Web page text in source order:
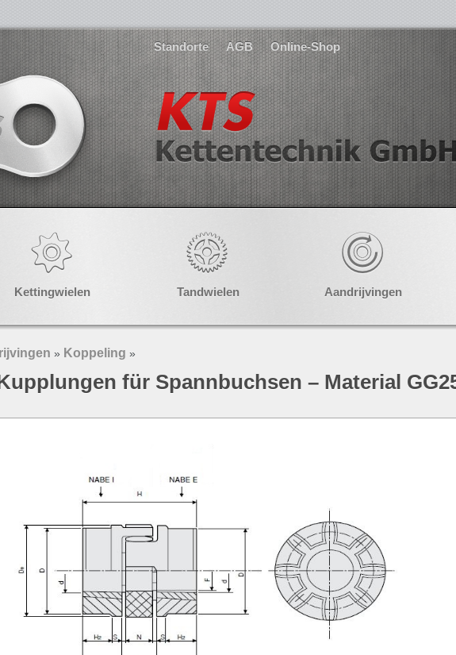
Standorte AGB Online-Shop
Kettingwielen Tandwielen Aandrijvingen
» Koppeling »
für Spannbuchsen – Material